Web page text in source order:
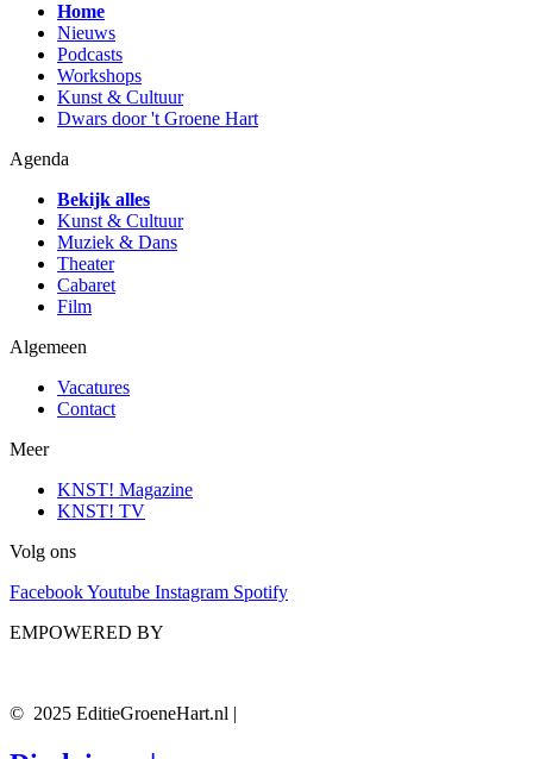
Home
Nieuws
Podcasts
Workshops
Kunst & Cultuur
Dwars door 't Groene Hart
Agenda
Bekijk alles
Kunst & Cultuur
Muziek & Dans
Theater
Cabaret
Film
Algemeen
Vacatures
Contact
Meer
KNST! Magazine
KNST! TV
Volg ons
FacebookYoutube Instagram Spotify
EMPOWERED BY
© 2025 EditieGroeneHart.nl |